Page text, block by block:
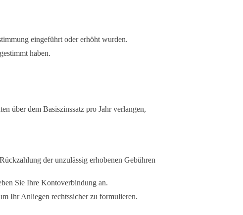
eingeführt oder erhöht wurden.
haben.
über dem Basiszinssatz pro Jahr verlangen,
der unzulässig erhobenen Gebühren
Sie Ihre Kontoverbindung an.
Ihr Anliegen rechtssicher zu formulieren.